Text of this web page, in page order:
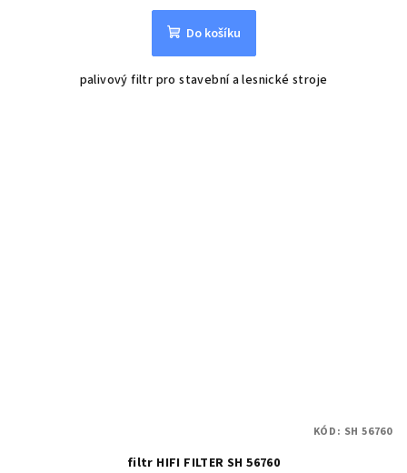
Do košíku
palivový filtr pro stavební a lesnické stroje
filtr HIFI FILTER SH 56760
KÓD: SH 56760